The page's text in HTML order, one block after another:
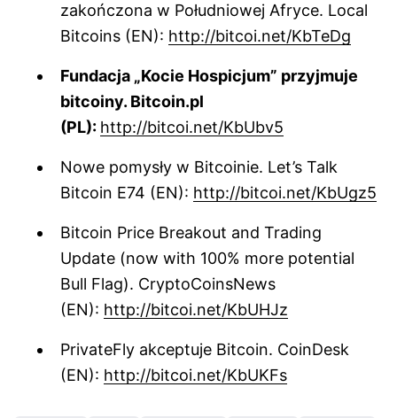
zakończona w Południowej Afryce. Local
Bitcoins (EN): http://bitcoi.net/KbTeDg
Fundacja „Kocie Hospicjum” przyjmuje
bitcoiny. Bitcoin.pl
(PL): http://bitcoi.net/KbUbv5
Nowe pomysły w Bitcoinie. Let’s Talk
Bitcoin E74 (EN): http://bitcoi.net/KbUgz5
Bitcoin Price Breakout and Trading
Update (now with 100% more potential
Bull Flag). CryptoCoinsNews
(EN): http://bitcoi.net/KbUHJz
PrivateFly akceptuje Bitcoin. CoinDesk
(EN): http://bitcoi.net/KbUKFs